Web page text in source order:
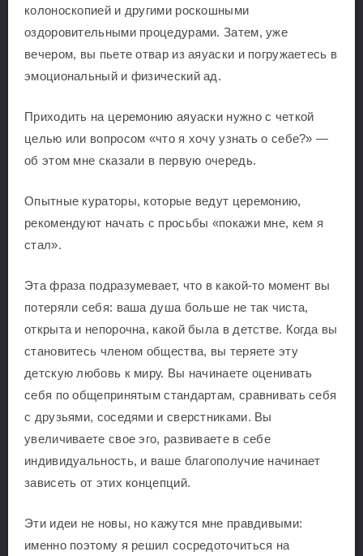
колоноскопией и другими роскошными
оздоровительными процедурами. Затем, уже
вечером, вы пьете отвар из аяуаски и погружаетесь в
эмоциональный и физический ад.
Приходить на церемонию аяуаски нужно с четкой
целью или вопросом «что я хочу узнать о себе?» —
об этом мне сказали в первую очередь.
Опытные кураторы, которые ведут церемонию,
рекомендуют начать с просьбы «покажи мне, кем я
стал».
Эта фраза подразумевает, что в какой-то момент вы
потеряли себя: ваша душа больше не так чиста,
открыта и непорочна, какой была в детстве. Когда вы
становитесь членом общества, вы теряете эту
детскую любовь к миру. Вы начинаете оценивать
себя по общепринятым стандартам, сравнивать себя
с друзьями, соседями и сверстниками. Вы
увеличиваете свое эго, развиваете в себе
индивидуальность, и ваше благополучие начинает
зависеть от этих концепций.
Эти идеи не новы, но кажутся мне правдивыми:
именно поэтому я решил сосредоточиться на